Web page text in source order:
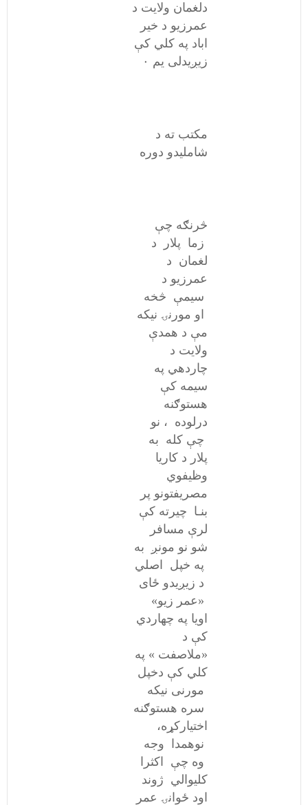
دلغمان ولایت د
عمرزیو د خیر
اباد په کلي کې
زیږیدلی یم ۰
مکتب ته د
شاملیدو دوره
څرنګه چې
زما پلار د
لغمان د
عمرزیو د
سیمې څخه
او مورنۍ نیکه
مې د همدې
ولایت د
چاردهي په
سیمه کې
هستوګنه
درلوده ، نو
چې کله به
پلار د کاریا
وظیفوي
مصریفتونو پر
بنـا چیرته کې
لرې مسافر
شو نو مونږ به
په خپل اصلي
د زیږیدو ځای
«عمر زیو»
اویا په چهاردي
کې د
«ملاصفت ‏» په
کلي کې دخپل
مورنی نیکه
سره هستوګنه
اختیارکړه،
نوهمدا وجه
وه چې اکثرا
کلیوالي ژوند
اود ځوانۍ عمر